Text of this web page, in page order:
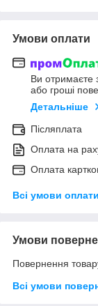
Умови оплати
Ви отримаєте
або гроші
Детальніше
Післяплата
Оплата на
Оплата
Всі умови оплати
Умови
Повернення
Всі умови